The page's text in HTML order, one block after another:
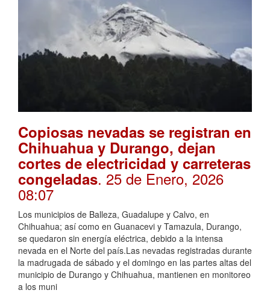
Copiosas nevadas se registran en
Chihuahua y Durango, dejan
cortes de electricidad y carreteras
congeladas. 25 de Enero, 2026
08:07
Los municipios de Balleza, Guadalupe y Calvo, en
Chihuahua; así como en Guanacevi y Tamazula, Durango,
se quedaron sin energía eléctrica, debido a la intensa
nevada en el Norte del país.Las nevadas registradas durante
la madrugada de sábado y el domingo en las partes altas del
municipio de Durango y Chihuahua, mantienen en monitoreo
a los muni